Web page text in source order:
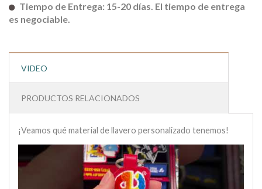
Tiempo de Entrega: 15-20 días. El tiempo de entrega
es negociable.
VIDEO
PRODUCTOS RELACIONADOS
¡Veamos qué material de llavero personalizado tenemos!